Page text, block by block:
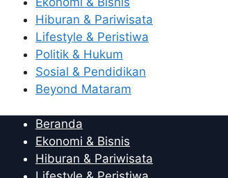
Hiburan & Pariwisata
Lifestyle & Peristiwa
Politik & Hukum
Sosial & Pendidikan
Beyond Mataram
Beranda
Ekonomi & Bisnis
Hiburan & Pariwisata